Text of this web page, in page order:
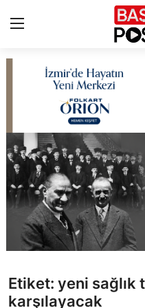
Çerez Politikası
Künye
Ankara
TBMM
Cumhurbaşkanlığı
Etiket: yeni sağlık
karşılayacak